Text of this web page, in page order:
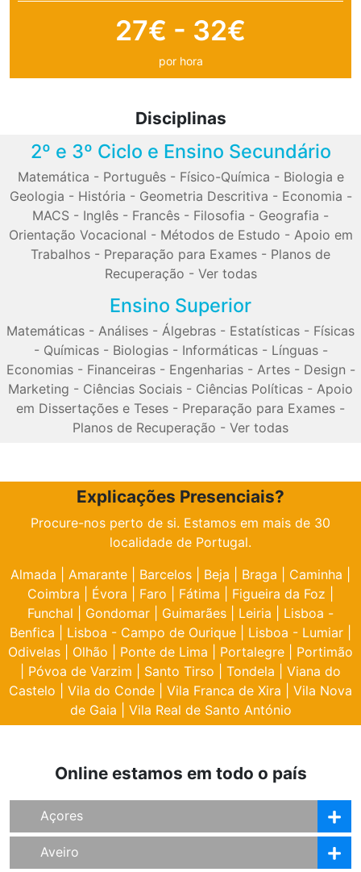
27€ - 32€
por hora
Disciplinas
2º e 3º Ciclo e Ensino Secundário
Matemática - Português- Físico-Química - Biologia e
Geologia - História - Geometria Descritiva - Economia -
MACS - Inglês - Francês - Filosofia - Geografia -
Orientação Vocacional - Métodos de Estudo - Apoio em
Trabalhos - Preparação para Exames - Planos de
Recuperação - Ver todas
Ensino Superior
Matemáticas - Análises - Álgebras - Estatísticas - Físicas
- Químicas- Biologias- Informáticas- Línguas-
Economias- Financeiras- Engenharias- Artes- Design -
Marketing - Ciências Sociais - Ciências Políticas - Apoio
em Dissertações e Teses - Preparação para Exames -
Planos de Recuperação - Ver todas
Explicações Presenciais?
Procure-nos perto de si. Estamos em mais de 30
localidade de Portugal.
Almada
Amarante Barcelos Beja Braga Caminha
Coimbra
Évora Faro Fátima Figueira da Foz
Funchal
Gondomar Guimarães Leiria
Lisboa -
Benfica
Lisboa - Campo de Ourique Lisboa - Lumiar
Odivelas
Olhão Ponte de Lima Portalegre
Portimão
Póvoa de Varzim Santo Tirso Tondela
Viana do
Castelo
Vila do Conde Vila Franca de Xira
Vila Nova
de Gaia
Vila Real de Santo António
Online estamos em todo o país
Açores
Aveiro